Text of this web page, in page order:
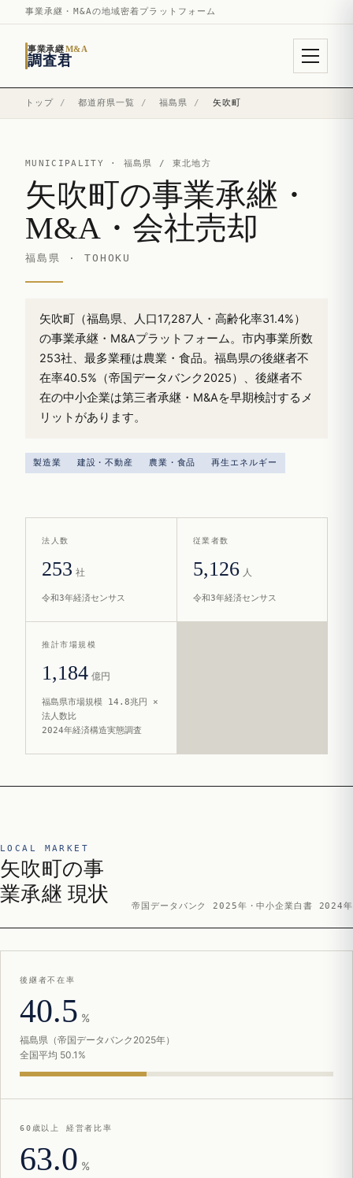
事業承継・M&Aの地域密着プラットフォーム
事業承継M&A
調査君
トップ / 都道府県一覧 / 福島県 / 矢吹町
MUNICIPALITY · 福島県 / 東北地方
矢吹町の事業承継・
M&A・会社売却
福島県 · TOHOKU
矢吹町（福島県、人口17,287人・高齢化率31.4%）
の事業承継・M&Aプラットフォーム。市内事業所数
253社、最多業種は農業・食品。福島県の後継者不
在率40.5%（帝国データバンク2025）、後継者不
在の中小企業は第三者承継・M&Aを早期検討するメ
リットがあります。
製造業 建設・不動産 農業・食品 再生エネルギー
法人数
253 社
令和3年経済センサス
従業者数
5,126 人
令和3年経済センサス
推計市場規模
1,184 億円
福島県市場規模 14.8兆円 ×
法人数比
2024年経済構造実態調査
LOCAL MARKET
矢吹町の事
業承継 現状
帝国データバンク 2025年・中小企業白書 2024年
後継者不在率
40.5 %
福島県（帝国データバンク2025年）
全国平均 50.1%
60歳以上 経営者比率
63.0 %